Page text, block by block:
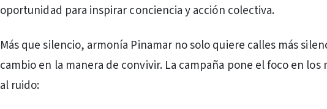
oportunidad para inspirar conciencia y acción colectiva.
Más que silencio, armonía Pinamar no solo quiere calles más
cambio en la manera de convivir. La campaña pone el foco en los
al ruido: